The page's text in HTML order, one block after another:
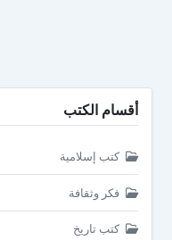
أقسام الكتب
كتب إسلامية
فكر وثقافة
كتب تاريخ